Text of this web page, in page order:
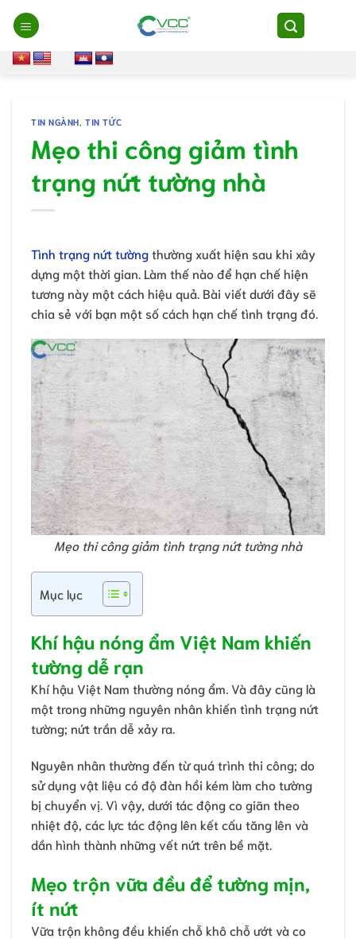
Chuyển
đến
nội
dung
TIN NGÀNH,TIN TỨC
Mẹo thi công giảm tình
trạng nứt tường nhà
Tình trạng nứt tườngthường xuất hiện sau khi xây
dựng một thời gian. Làm thế nào để hạn chế hiện
tương này một cách hiệu quả. Bài viết dưới đây sẽ
chia sẻ với bạn một số cách hạn chế tình trạng đó.
Mẹo thi công giảm tình trạng nứt tường nhà
Mục lục
Khí hậu nóng ẩm Việt Nam khiến
tường dễ rạn
Khí hậu Việt Nam thường nóng ẩm. Và đây cũng là
một trong những nguyên nhân khiến tình trạng nứt
tường; nứt trần dễ xảy ra.
Nguyên nhân thường đến từ quá trình thi công; do
sử dụng vật liệu có độ đàn hồi kém làm cho tường
bị chuyển vị. Vì vậy, dưới tác động co giãn theo
nhiệt độ, các lực tác động lên kết cấu tăng lên và
dần hình thành những vết nứt trên bề mặt.
Mẹo trộn vữa đều để tường mịn,
ít nứt
Vữa trộn không đều khiến chỗ khô chỗ ướt và co